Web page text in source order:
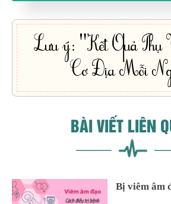
Lưu ý: "Kết Quả Phụ
Cơ Địa Mỗi
BÀI VIẾT LIÊN
Bị viêm âm